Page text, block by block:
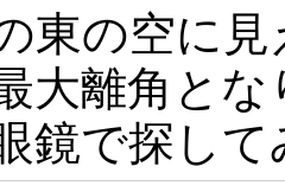
東の空に
大離角と
鏡で探し